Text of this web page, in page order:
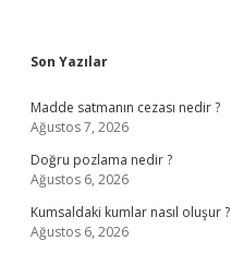
Sidebar
Son Yazılar
Madde satmanın cezası nedir ?
Ağustos 7, 2026
Doğru pozlama nedir ?
Ağustos 6, 2026
Kumsaldaki kumlar nasıl oluşur ?
Ağustos 6, 2026